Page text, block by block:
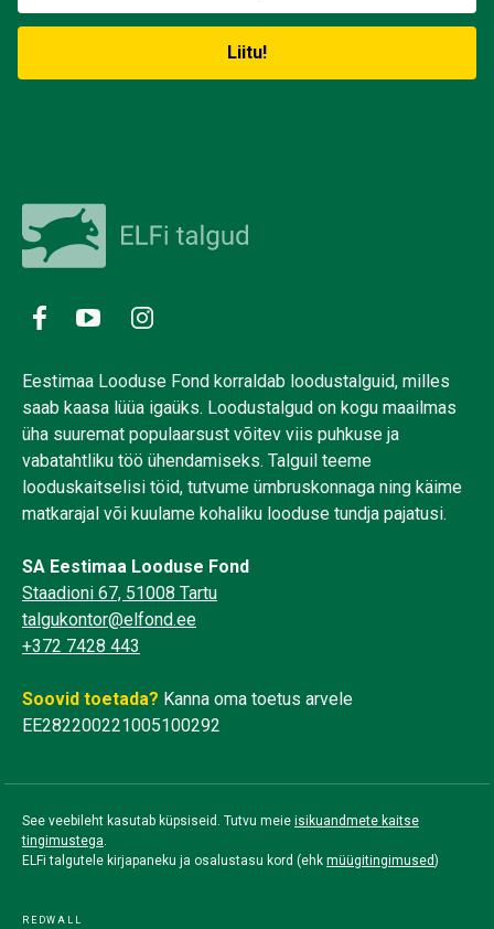
Eestimaa Looduse Fond korraldab loodustalguid, milles
saab kaasa lüüa igaüks. Loodustalgud on kogu maailmas
üha suuremat populaarsust võitev viis puhkuse ja
vabatahtliku töö ühendamiseks. Talguil teeme
looduskaitselisi töid, tutvume ümbruskonnaga ning käime
matkarajal või kuulame kohaliku looduse tundja pajatusi.
SA Eestimaa Looduse Fond
Staadioni 67, 51008 Tartu
talgukontor@elfond.ee
+372 7428 443
Soovid toetada? Kanna oma toetus arvele
EE282200221005100292
See veebileht kasutab küpsiseid. Tutvu meie isikuandmete kaitse
tingimustega.
ELFi talgutele kirjapaneku ja osalustasu kord (ehk müügitingimused)
REDWALL